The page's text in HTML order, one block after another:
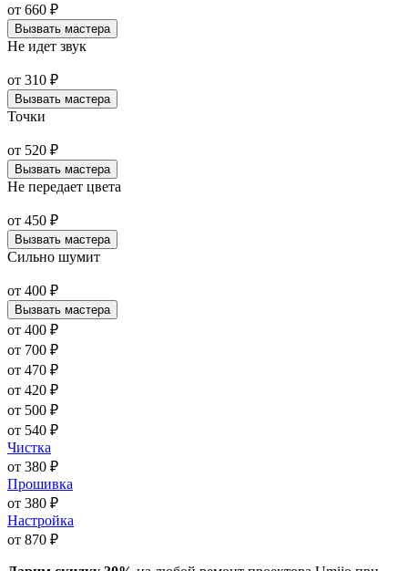
от 660 ₽
Вызвать мастера
Не идет звук
от 310 ₽
Вызвать мастера
Точки
от 520 ₽
Вызвать мастера
Не передает цвета
от 450 ₽
Вызвать мастера
Сильно шумит
от 400 ₽
Вызвать мастера
от 400 ₽
от 700 ₽
от 470 ₽
от 420 ₽
от 500 ₽
от 540 ₽
Чистка
от 380 ₽
Прошивка
от 380 ₽
Настройка
от 870 ₽